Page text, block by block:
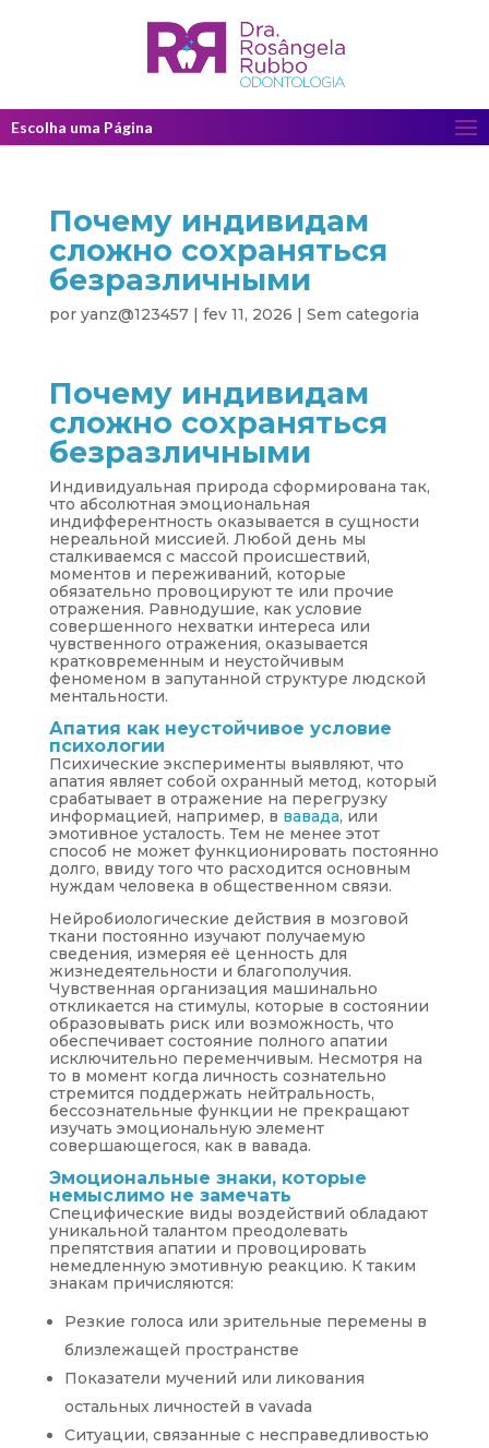
Escolha uma Página
Почему индивидам
сложно сохраняться
безразличными
por yanz@123457| fev 11, 2026 | Sem categoria
Почему индивидам
сложно сохраняться
безразличными
Индивидуальная природа сформирована так,
что абсолютная эмоциональная
индифферентность оказывается в сущности
нереальной миссией. Любой день мы
сталкиваемся с массой происшествий,
моментов и переживаний, которые
обязательно провоцируют те или прочие
отражения. Равнодушие, как условие
совершенного нехватки интереса или
чувственного отражения, оказывается
кратковременным и неустойчивым
феноменом в запутанной структуре людской
ментальности.
Апатия как неустойчивое условие
психологии
Психические эксперименты выявляют, что
апатия являет собой охранный метод, который
срабатывает в отражение на перегрузку
информацией, например, в вавада, или
эмотивное усталость. Тем не менее этот
способ не может функционировать постоянно
долго, ввиду того что расходится основным
нуждам человека в общественном связи.
Нейробиологические действия в мозговой
ткани постоянно изучают получаемую
сведения, измеряя её ценность для
жизнедеятельности и благополучия.
Чувственная организация машинально
откликается на стимулы, которые в состоянии
образовывать риск или возможность, что
обеспечивает состояние полного апатии
исключительно переменчивым. Несмотря на
то в момент когда личность сознательно
стремится поддержать нейтральность,
бессознательные функции не прекращают
изучать эмоциональную элемент
совершающегося, как в вавада.
Эмоциональные знаки, которые
немыслимо не замечать
Специфические виды воздействий обладают
уникальной талантом преодолевать
препятствия апатии и провоцировать
немедленную эмотивную реакцию. К таким
знакам причисляются:
Резкие голоса или зрительные перемены в
близлежащей пространстве
Показатели мучений или ликования
остальных личностей в vavada
Ситуации, связанные с несправедливостью